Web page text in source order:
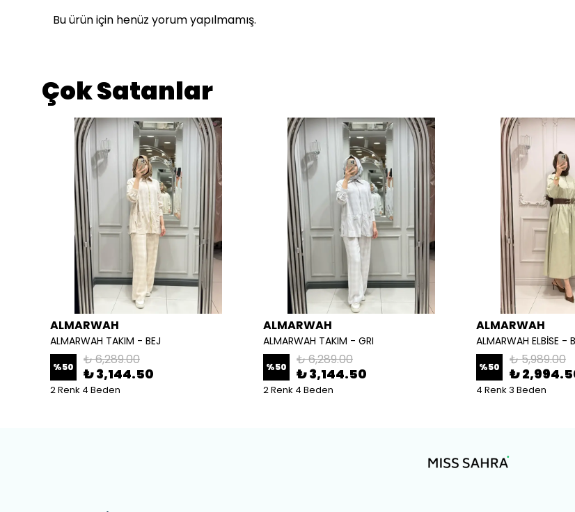
Bu ürün için henüz yorum yapılmamış.
Çok Satanlar
ALMARWAH
ALMARWAH TAKIM - BEJ
%50 ₺ 6,289.00
₺ 3,144.50
2 Renk 4 Beden
ALMARWAH
ALMARWAH TAKIM - GRI
%50 ₺ 6,289.00
₺ 3,144.50
2 Renk 4 Beden
ALMARWAH
ALMARWAH ELBİSE -
%50 ₺ 5,989.00
₺
4 Renk 3 Beden